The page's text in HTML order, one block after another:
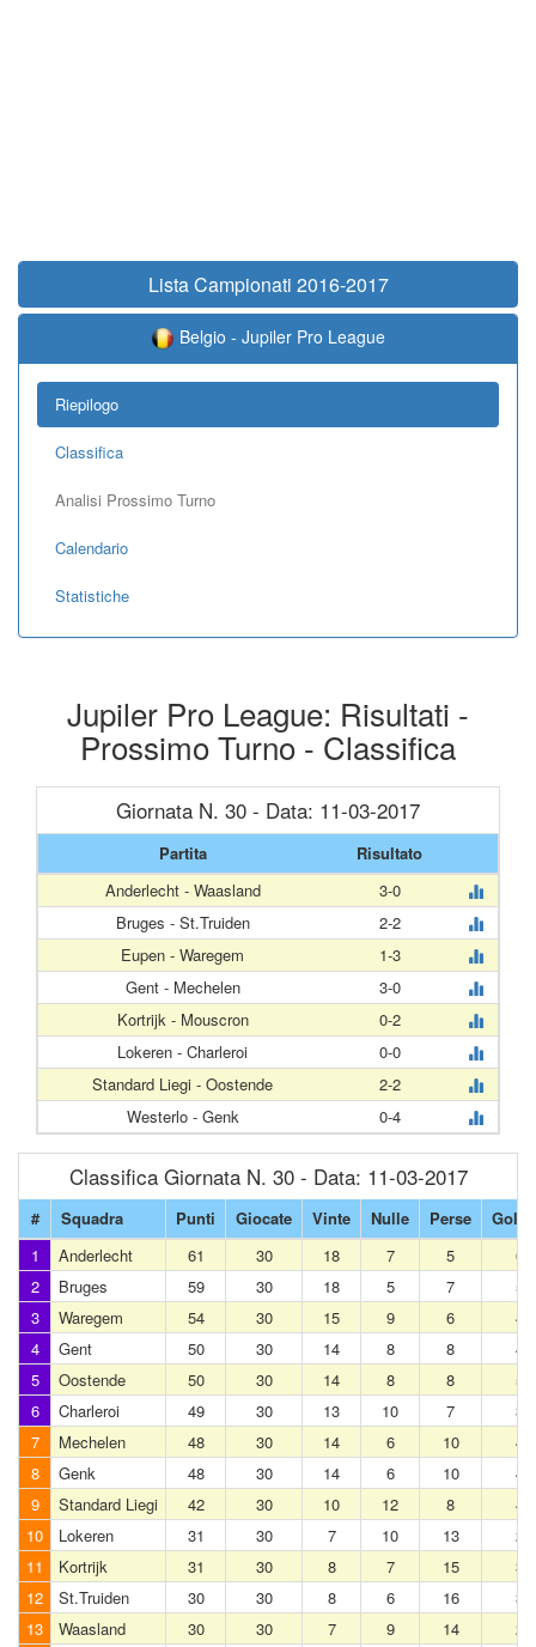
Lista Campionati 2016-2017
Belgio - Jupiler Pro League
Riepilogo
Classifica
Analisi Prossimo Turno
Calendario
Statistiche
Jupiler Pro League: Risultati -
Prossimo Turno - Classifica
Giornata N. 30 - Data: 11-03-2017
Partita
Risultato
Anderlecht - Waasland
3-0
Bruges - St.Truiden
2-2
Eupen - Waregem
1-3
Gent - Mechelen
3-0
Kortrijk - Mouscron
0-2
Lokeren - Charleroi
0-0
Standard Liegi - Oostende
2-2
Westerlo - Genk
0-4
Classifica Giornata N. 30 - Data: 11-03-2017
# Squadra Punti Giocate Vinte Nulle Perse
Gol
1
Anderlecht 61 30 18 7 5
67
2
Bruges 59 30 18 5 7
56
3
Waregem 54 30 15 9 6
49
4
Gent 50 30 14 8 8
45
5
Oostende 50 30 14 8 8
52
6
Charleroi 49 30 13 10 7
34
7
Mechelen 48 30 14 6 10
41
8
Genk 48 30 14 6 10
40
9
Standard Liegi 42 30 10 12 8
47
10
Lokeren 31 30 7 10 13
24
11
Kortrijk 31 30 8 7 15
38
12
St.Truiden 30 30 8 6 16
35
13
Waasland 30 30 7 9 14
28